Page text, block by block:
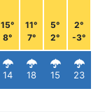
15°
8°
14
11°
7°
18
5°
2°
15
2°
-3°
23